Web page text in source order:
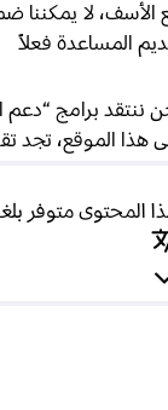
لا يمكننا
المساعدة فعلاً
برامج “دعم
الموقع، تجد
المحتوى متوفر